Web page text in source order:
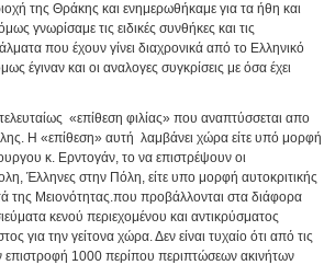
της Θράκης και ενημερωθήκαμε για τα ήθη και
γνωρίσαμε τις ειδικές συνθήκες και τις
που έχουν γίνει διαχρονικά από το Ελληνικό
έγιναν και οι αναλογες συγκρίσεις με όσα έχει
«επίθεση φιλίας» που αναπτύσσεται απο
Η «επίθεση» αυτή λαμβάνει χώρα είτε υπό μορφή
κ. Ερντογάν, το να επιστρέψουν οι
Έλληνες στην Πόλη, είτε υπο μορφή αυτοκριτικής
της Μειονότητας.που προβάλλονται στα διάφορα
κενού περιεχομένου και αντικρύσματος
για την γείτονα χώρα. Δεν είναι τυχαίο ότι από τις
επιστροφή 1000 περίπου περιπτώσεων ακινήτων